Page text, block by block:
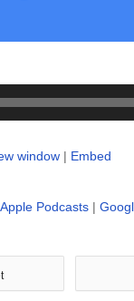
window| Embed
Apple Podcasts|